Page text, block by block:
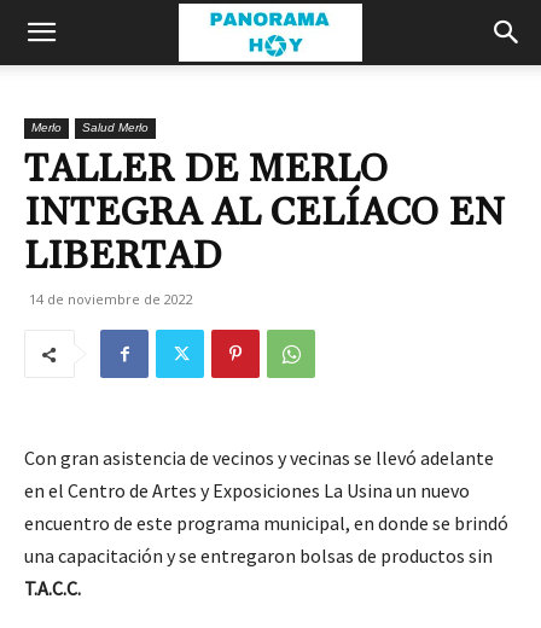
Merlo Salud Merlo
TALLER DE MERLO
INTEGRA AL CELÍACO EN
LIBERTAD
14 de noviembre de 2022
Con gran asistencia de vecinos y vecinas se llevó adelante
en el Centro de Artes y Exposiciones La Usina un nuevo
encuentro de este programa municipal, en donde se brindó
una capacitación y se entregaron bolsas de productos sin
T.A.C.C.